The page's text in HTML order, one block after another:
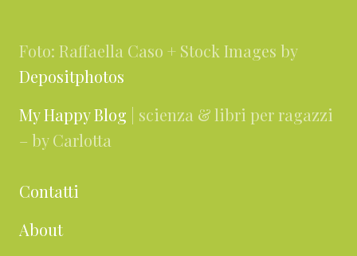
Foto: Raffaella Caso + Stock Images by
Depositphotos
My Happy Blog | scienza & libri per ragazzi
– by Carlotta
Contatti
About